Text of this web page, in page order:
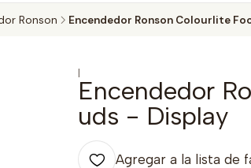
Ronson Encendedor Ronson Colourlite
|
Encendedor
uds - Display
Agregar a la lista de